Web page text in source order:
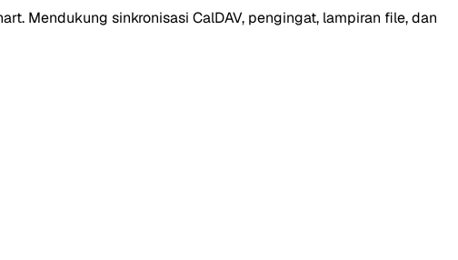
Mendukung sinkronisasi CalDAV, pengingat, lampiran file, dan